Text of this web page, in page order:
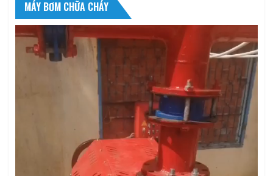
MÁY BƠM CHỮA CHÁY
Trình
chơi